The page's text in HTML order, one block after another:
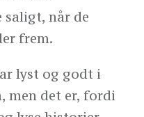
saligt, når de
frem.
lyst og godt i
men det er, fordi